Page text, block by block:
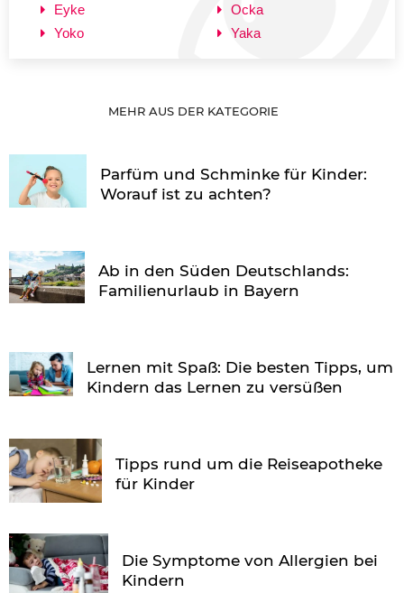
Eyke
Yoko
Ocka
Yaka
MEHR AUS DER KATEGORIE
Parfüm und Schminke für Kinder:
Worauf ist zu achten?
Ab in den Süden Deutschlands:
Familienurlaub in Bayern
Lernen mit Spaß: Die besten Tipps, um
Kindern das Lernen zu versüßen
Tipps rund um die Reiseapotheke
für Kinder
Die Symptome von Allergien bei
Kindern